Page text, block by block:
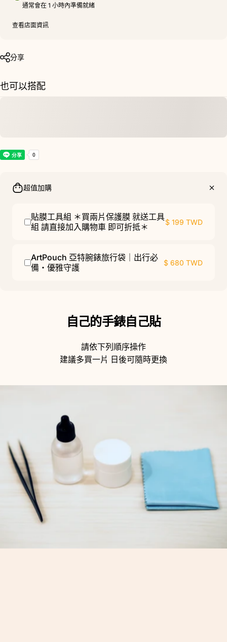
通常會在 1 小時內準備就緒
查看店面資訊
分享
也可以搭配
超值加購
貼膜工具組 ＊買兩片保護膜 就送工具
組 請直接加入購物車 即可折抵＊
$ 199 TWD
ArtPouch 亞特腕錶旅行袋｜出行必
備・優雅守護
$ 680 TWD
自己的手錶自己貼
請依下列順序操作
建議多買一片 日後可隨時更換